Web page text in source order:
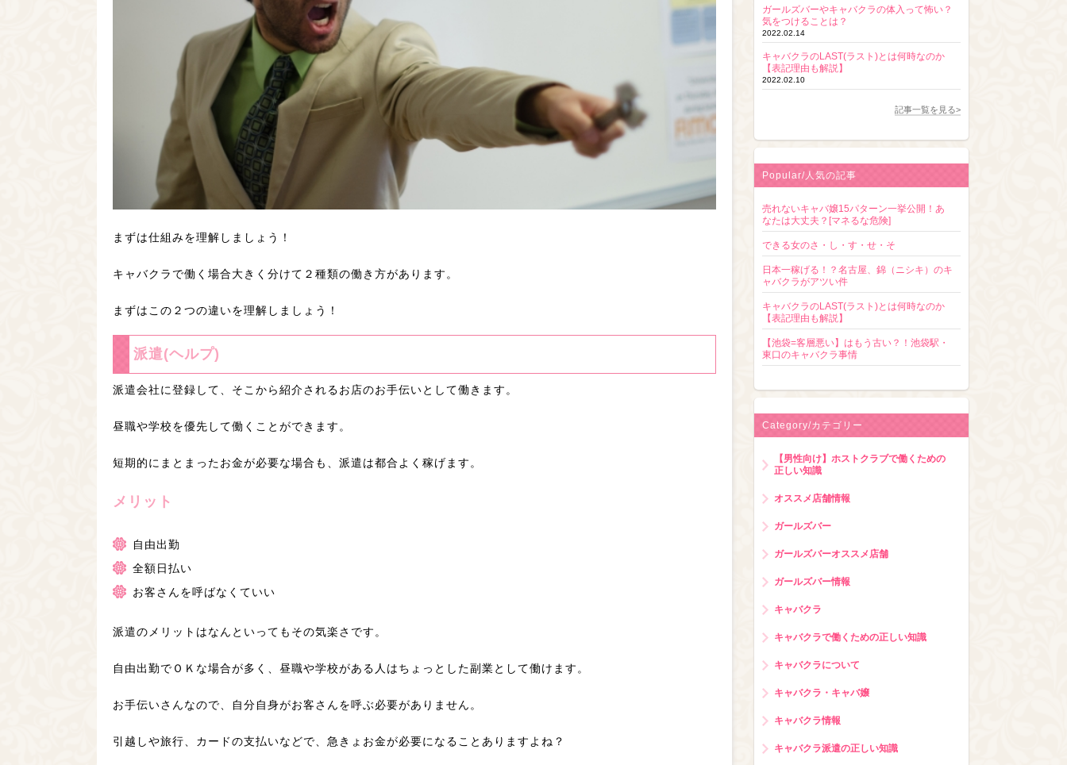
まずは仕組みを理解しましょう！
キャバクラで働く場合大きく分けて２種類の働き方があります。
まずはこの２つの違いを理解しましょう！
派遣(ヘルプ)
派遣会社に登録して、そこから紹介されるお店のお手伝いとして働きます。
昼職や学校を優先して働くことができます。
短期的にまとまったお金が必要な場合も、派遣は都合よく稼げます。
メリット
自由出勤
全額日払い
お客さんを呼ばなくていい
派遣のメリットはなんといってもその気楽さです。
自由出勤でＯＫな場合が多く、昼職や学校がある人はちょっとした副業として働けます。
お手伝いさんなので、自分自身がお客さんを呼ぶ必要がありません。
引越しや旅行、カードの支払いなどで、急きょお金が必要になることありますよね？
ガールズバーやキャバクラの体入って怖い？
気をつけることは？
2022.02.14
キャバクラのLAST(ラスト)とは何時なのか
【表記理由も解説】
2022.02.10
記事一覧を見る>
Popular/人気の記事
売れないキャバ嬢15パターン一挙公開！あ
なたは大丈夫？[マネるな危険]
できる女のさ・し・す・せ・そ
日本一稼げる！？名古屋、錦（ニシキ）のキ
ャバクラがアツい件
キャバクラのLAST(ラスト)とは何時なのか
【表記理由も解説】
【池袋=客層悪い】はもう古い？！池袋駅・
東口のキャバクラ事情
Category/カテゴリー
【男性向け】ホストクラブで働くための
正しい知識
オススメ店舗情報
ガールズバー
ガールズバーオススメ店舗
ガールズバー情報
キャバクラ
キャバクラで働くための正しい知識
キャバクラについて
キャバクラ・キャバ嬢
キャバクラ情報
キャバクラ派遣の正しい知識